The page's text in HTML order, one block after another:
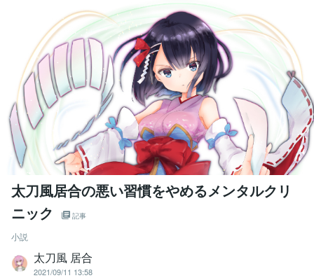
太刀風居合の悪い習慣をやめるメンタルクリ
ニック
記事
小説
太刀風 居合
2021/09/11 13:58